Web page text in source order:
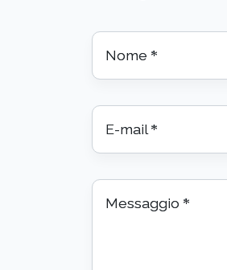
Nome *
E-mail *
Messaggio *